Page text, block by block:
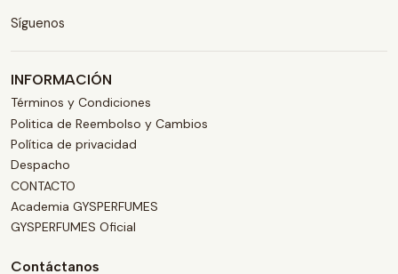
Síguenos
INFORMACIÓN
Términos y Condiciones
Politica de Reembolso y Cambios
Política de privacidad
Despacho
CONTACTO
Academia GYSPERFUMES
GYSPERFUMES Oficial
Contáctanos